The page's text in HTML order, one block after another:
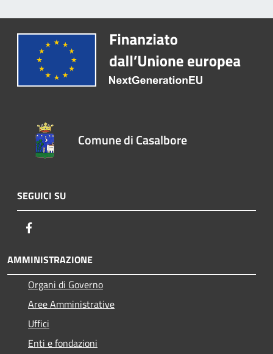
Comune di Casalbore
SEGUICI SU
AMMINISTRAZIONE
Organi di Governo
Aree Amministrative
Uffici
Enti e fondazioni